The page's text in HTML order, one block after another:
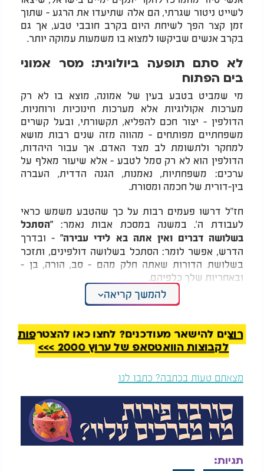
לשייט ניטור שגרתי, הם אלה שתיעדו את הרגע - שתוך
זמן קצר הפך לשיחת היום בקרב חובבי טבע, אך גם
בקרב אנשים שביקשו למצוא בו משמעות עמוקה יותר.
לא סתם תופעה ביולוגית: מסר אמוני
בים הפתוח
מי שמביט בטבע בעין של אמונה, מוצא בו לא רק
מערכות אקולוגיות אלא מערכות חינוכיות ורוחניות.
הדולפין - יצור חכם להפליא, תקשורתי, ובעל קשרים
משפחתיים מפותחים - מהווה מזה שנים רבות מושא
למחקר ולתשומת לב מצד האדם. אך עבור היהדות,
הדולפין הוא לא רק סמל לטבע - אלא שיעור מאלף על
ערכים: משפחתיות, נאמנות, הגנה הדדית, העברה
בין-דורית של חכמה ומסורת.
חז"ל דרשו פעמים רבות על כך שהטבע משמש כראי
לעבודת ה'. במשנה במסכת אבות נאמר: "הסתכל
בשלושה דברים ואין אתה בא לידי עבירה"- ובדרך
הדרש, אפשר לומר: הסתכל בשלושה דולפינים, ותזכר
בשלושת הדורות שאתה חלק מהם - סב, הורה, בן -
ובאחריות שלך כלפיהם.
חיים בתוך מים: סמל למסירות נפש
הדולפינים חיים בתוך המים - סביבה שמאתגרת את
יכולת הנשימה, התקשורת והתנועה. ובכל זאת, הם לא
רק שורדים - הם משגשגים, במשפחות, בלהקות,
בשותפות. התורה מדברת רבות על מים - סמל לטהרה,
לסכנה ולחיים גם יחד. ובדיוק כפי שעם ישראל עבר את
הים בקריעת ים סוף בזכות האמונה, כך גם הדולפין
שוחה "בתוך המים" של העולם, אך מחובר תמיד לאוויר
שמעל - הוא חייב לעלות ולנשום.
זו דרכו של יהודי - חי בעולם גשמי, אך נשמתו שואפת
תמיד לרוח, לקדושה, לאור. הדולפין, במובן הזה, הוא
להמשך קריאה
רוצים להישאר מעודכנים? לחצו כאן להצטרפות
לקבוצות הוואטסאפ של ערוץ 2000 >>>
מצאתם טעות בכתבה? כתבו לנו
תגיות: